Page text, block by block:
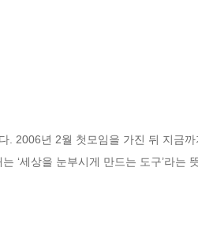
. 2006년 2월 첫모임을 가진 뒤 지금
‘세상을 눈부시게 만드는 도구’라는